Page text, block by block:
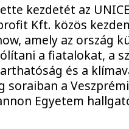
kezdetét az
Kft. közös
amely az ország
a fiatalokat, a
és a
soraiban a
Egyetem